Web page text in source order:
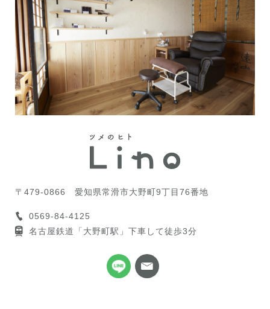
〒479-0866 愛知県常滑市大野町9丁目76番地
0569-84-4125
名古屋鉄道「大野町駅」下車して徒歩3分